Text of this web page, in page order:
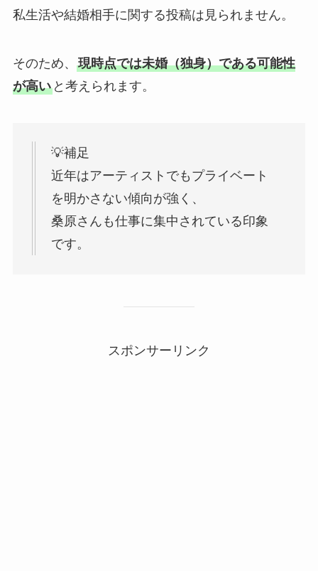
私生活や結婚相手に関する投稿は見られません。
そのため、 現時点では未婚（独身）である可能性
が高いと考えられます。
💡補足
近年はアーティストでもプライベート
を明かさない傾向が強く、
桑原さんも仕事に集中されている印象
です。
スポンサーリンク